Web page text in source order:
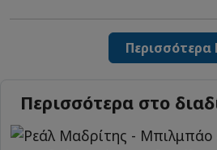
Περισσότερα
Περισσότερα στο